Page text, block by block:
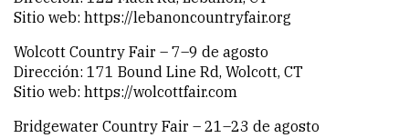
Sitio web: https://lebanoncountryfair.org
Wolcott Country Fair – 7–9 de agosto
Dirección: 171 Bound Line Rd, Wolcott, CT
Sitio web: https://wolcottfair.com
Bridgewater Country Fair – 21–23 de agosto